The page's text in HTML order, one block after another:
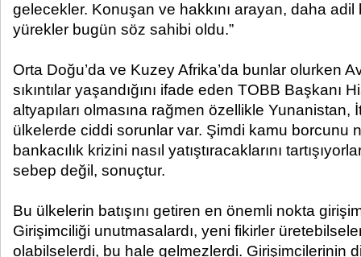
gelecekler. Konuşan ve hakkını arayan, daha adil
yürekler bugün söz sahibi oldu.”
Orta Doğu’da ve Kuzey Afrika’da bunlar olurken
sıkıntılar yaşandığını ifade eden TOBB Başkanı
altyapıları olmasına rağmen özellikle Yunanistan,
ülkelerde ciddi sorunlar var. Şimdi kamu borcunu
bankacılık krizini nasıl yatıştıracaklarını
sebep değil, sonuçtur.
Bu ülkelerin batışını getiren en önemli nokta
Girişimciliği unutmasalardı, yeni fikirler
olabilselerdi, bu hale gelmezlerdi. Girişimcilerinin